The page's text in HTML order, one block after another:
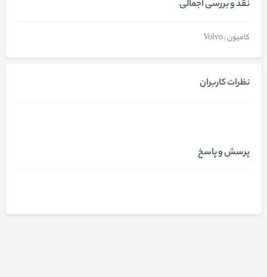
نقد و بررسی اجمالی
کامیون : Volvo
نظرات کاربران
پرسش و پاسخ